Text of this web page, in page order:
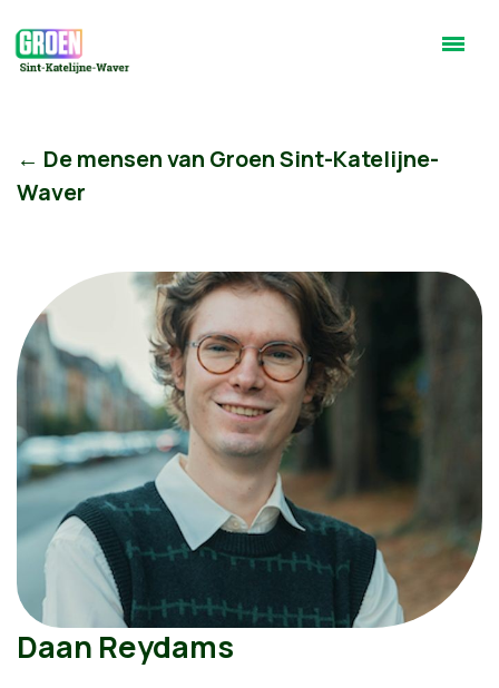
← De mensen van Groen Sint-Katelijne-
Waver
Daan Reydams